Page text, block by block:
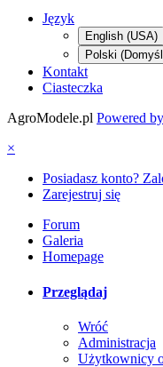
Język
English (USA)
Polski
Kontakt
Ciasteczka
AgroModele.pl Powered
×
Posiadasz konto?
Zarejestruj się
Forum
Galeria
Homepage
Przeglądaj
Wróć
Administracja
Użytkownicy